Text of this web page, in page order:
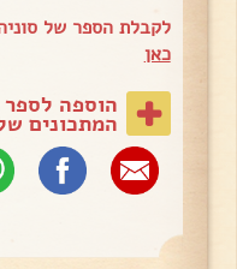
לקבלת הספר של
כאן
הוספה לספר
המתכונים